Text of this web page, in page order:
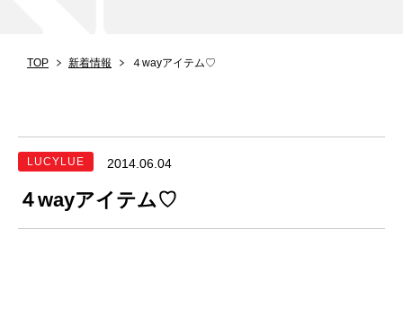
TOP 新着情報 ４wayアイテム♡
LUCYLUE 2014.06.04
４wayアイテム♡